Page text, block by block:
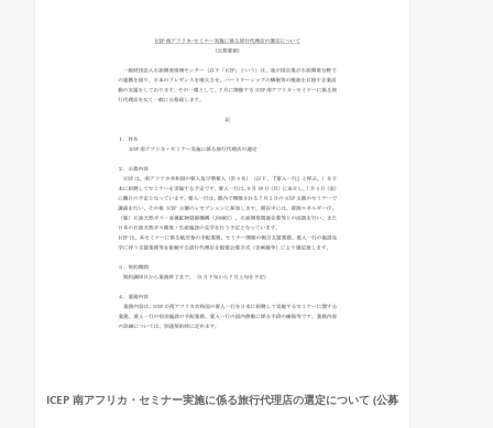
ICEP 南アフリカ・セミナー実施に係る旅行代理店の選定について (公募